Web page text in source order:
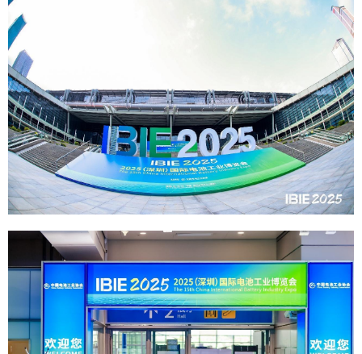
地方频道
北京 天津 河北 山西
辽宁 吉林 上海 江苏
浙江 安徽 福建 江西
山东 河南 湖北 湖南
广东 广西 海南 重庆
贵州 云南 西藏
甘肃 青海 宁夏